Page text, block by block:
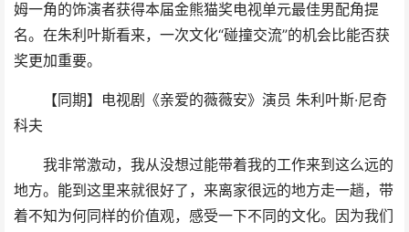
姆一角的饰演者获得本届金熊猫奖电视单元最佳男配角提
名。在朱利叶斯看来，一次文化“碰撞交流”的机会比能否获
奖更加重要。
【同期】电视剧《亲爱的薇薇安》演员 朱利叶斯·尼奇
科夫
我非常激动，我从没想过能带着我的工作来到这么远的
地方。能到这里来就很好了，来离家很远的地方走一趟，带
着不知为何同样的价值观，感受一下不同的文化。因为我们